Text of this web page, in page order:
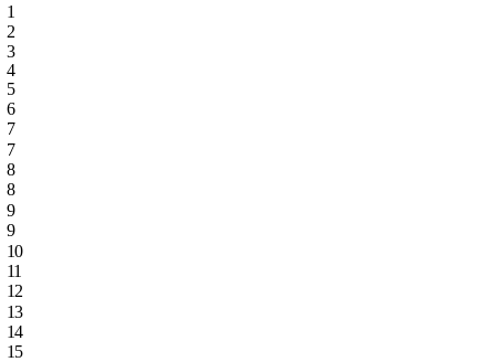
1
2
3
4
5
6
7
7
8
8
9
9
10
11
12
13
14
15